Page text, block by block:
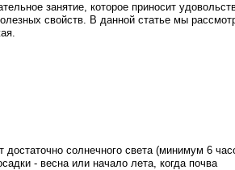
занятие, которое приносит
свойств. В данной статье мы
солнечного света (минимум 6
- весна или начало лета, когда почва